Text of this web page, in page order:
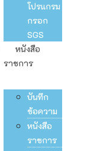
โปรแกรม
กรอก
SGS
หนังสือ
ราชการ
บันทึก
ข้อความ
หนังสือ
ราชการ